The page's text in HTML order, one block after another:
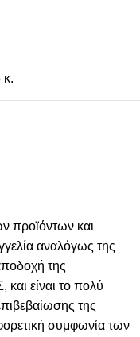
κ.
προϊόντων και
αναλόγως της
της
είναι το πολύ
της
συμφωνία των